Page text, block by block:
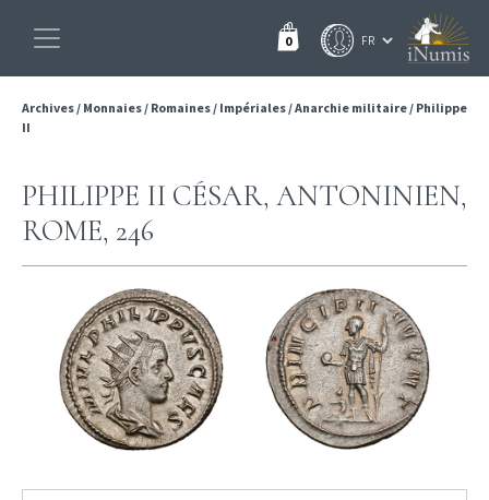
0
Archives/ Monnaies/ Romaines/ Impériales/Anarchie militaire/ Philippe
II
PHILIPPE II CÉSAR, ANTONINIEN,
ROME, 246